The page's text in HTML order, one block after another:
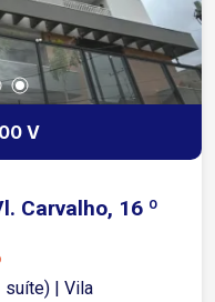
V
Carvalho, 16 º
suíte) | Vila